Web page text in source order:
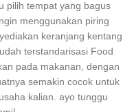
pilih tempat yang bagus
menggunakan piring
keranjang kentang
terstandarisasi Food
pada makanan, dengan
semakin cocok untuk
kalian. ayo tunggu